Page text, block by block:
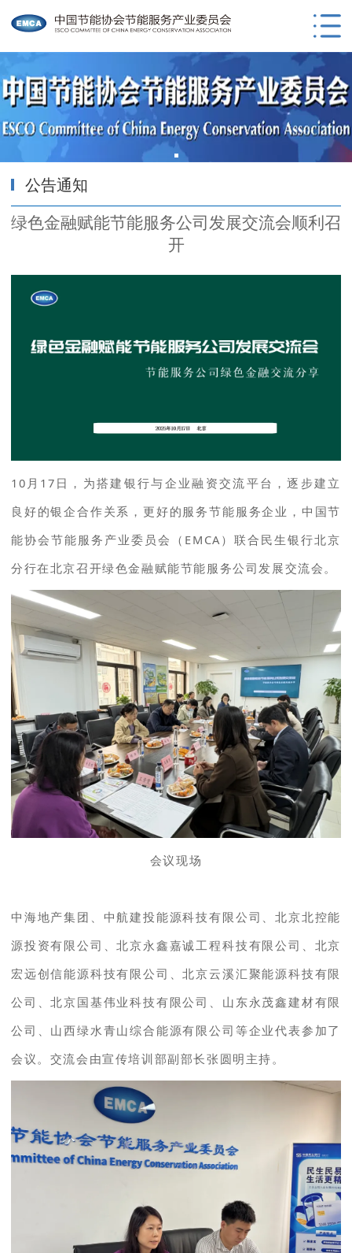
公告通知
绿色金融赋能节能服务公司发展交流会顺利召
开
10月17日，为搭建银行与企业融资交流平台，逐步建立
良好的银企合作关系，更好的服务节能服务企业，中国节
能协会节能服务产业委员会（EMCA）联合民生银行北京
分行在北京召开绿色金融赋能节能服务公司发展交流会。
会议现场
中海地产集团、中航建投能源科技有限公司、北京北控能
源投资有限公司、北京永鑫嘉诚工程科技有限公司、北京
宏远创信能源科技有限公司、北京云溪汇聚能源科技有限
公司、北京国基伟业科技有限公司、山东永茂鑫建材有限
公司、山西绿水青山综合能源有限公司等企业代表参加了
会议。交流会由宣传培训部副部长张圆明主持。